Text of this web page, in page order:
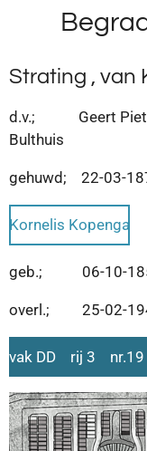
naar
de
hoofdinhoud
Strating , van
d.v.; Geert
Bulthuis
gehuwd; 22-03-
Kornelis Kopenga
geb.; 06-10-
overl.; 25-02-
vak DD rij 3 nr.19